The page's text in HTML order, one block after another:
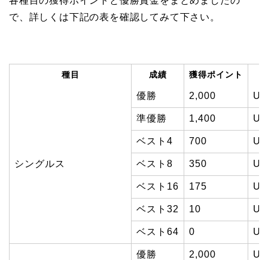
で、詳しくは下記の表を確認してみて下さい。
種目 成績 獲得ポイント
シングルス
優勝 2,000
準優勝 1,400
ベスト4 700
ベスト8 350
ベスト16 175
ベスト32 10
ベスト64 0
優勝 2,000